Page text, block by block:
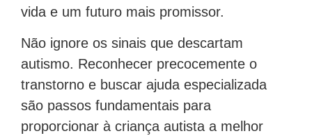
vida e um futuro mais promissor.
Não ignore os sinais que descartam
autismo. Reconhecer precocemente o
transtorno e buscar ajuda especializada
são passos fundamentais para
proporcionar à criança autista a melhor